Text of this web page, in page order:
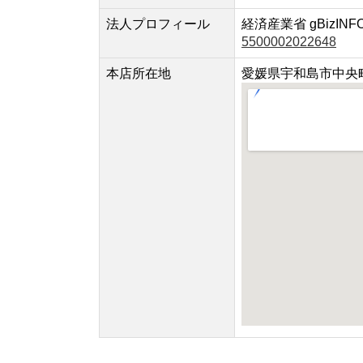
法人プロフィール
経済産業省
5500002022648
本店所在地 愛媛県宇和島市中央